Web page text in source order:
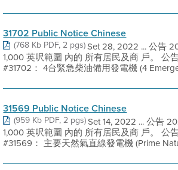
31702 Public Notice Chinese
(768 Kb PDF, 2 pgs)Set 28, 2022 ... 公告
1,000 英呎範圍 內的 所有居民及商 戶。 公
#31702： 4台緊急柴油備用發電機 (4
31569 Public Notice Chinese
(959 Kb PDF, 2 pgs)Set 14, 2022 ... 公告
1,000 英呎範圍 內的 所有居民及商 戶。 公
#31569： 主要天然氣直線發電機 (Prime